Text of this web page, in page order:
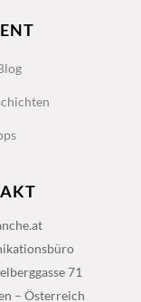
71
– Österreich